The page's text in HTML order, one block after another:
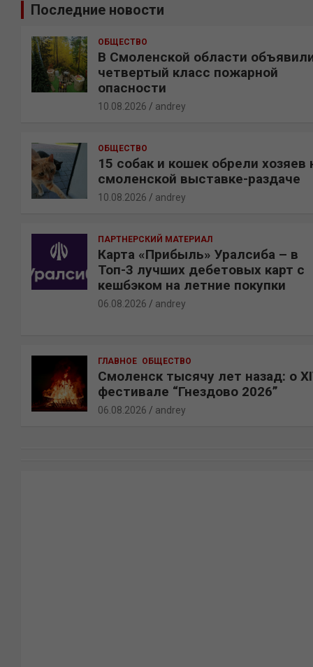
Последние новости
ОБЩЕСТВО
В Смоленской области
четвертый класс пожарной
опасности
10.08.2026 andrey
ОБЩЕСТВО
15 собак и кошек обрели хозяев
смоленской выставке-раздаче
10.08.2026 andrey
ПАРТНЕРСКИЙ МАТЕРИАЛ
Карта «Прибыль» Уралсиба – в
Топ-3 лучших дебетовых карт с
кешбэком на летние покупки
06.08.2026 andrey
ГЛАВНОЕ ОБЩЕСТВО
Смоленск тысячу лет назад: о
фестивале “Гнездово 2026”
06.08.2026 andrey